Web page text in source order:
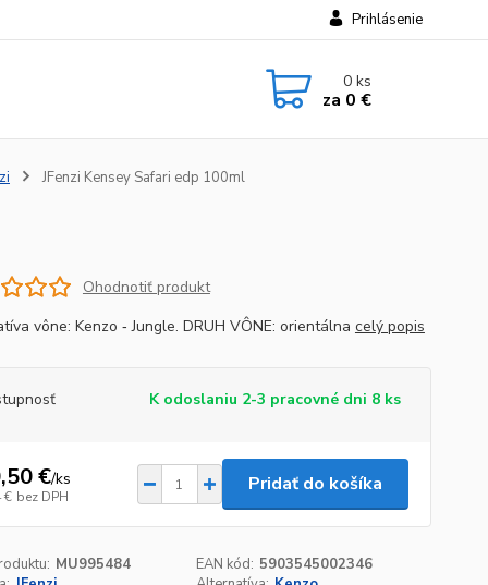
Prihlásenie
0ks
za 0 €
JFenzi Kensey Safari edp 100ml
Ohodnotiť produkt
vône: Kenzo ‐ Jungle. DRUH VÔNE: orientálna celý popis
K odoslaniu 2-3 pracovné dni 8 ks
€/ks
€ bez DPH
Pridať do košíka
MU995484 EAN kód: 5903545002346